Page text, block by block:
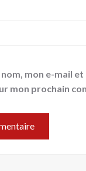
mon e-mail et
mon prochain